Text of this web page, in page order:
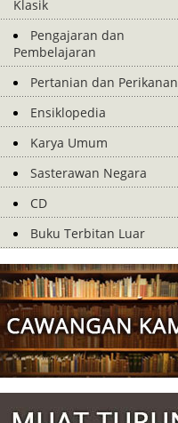
Klasik
Pengajaran dan
Pembelajaran
Pertanian dan Perikanan
Ensiklopedia
Karya Umum
Sasterawan Negara
CD
Buku Terbitan Luar